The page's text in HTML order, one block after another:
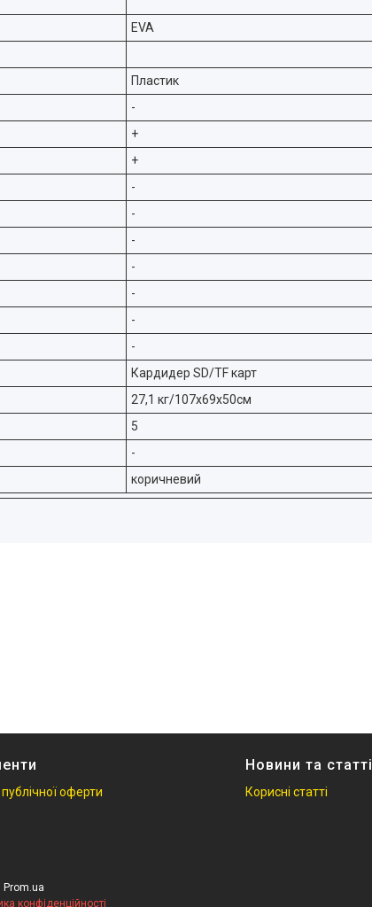
EVA
Пластик
-
+
+
-
-
-
-
-
-
-
Кардидер SD/TF карт
27,1 кг/107х69х50см
5
-
коричневий
оферти
Новини та статті
Корисні статті
Prom.ua
конфіденційності